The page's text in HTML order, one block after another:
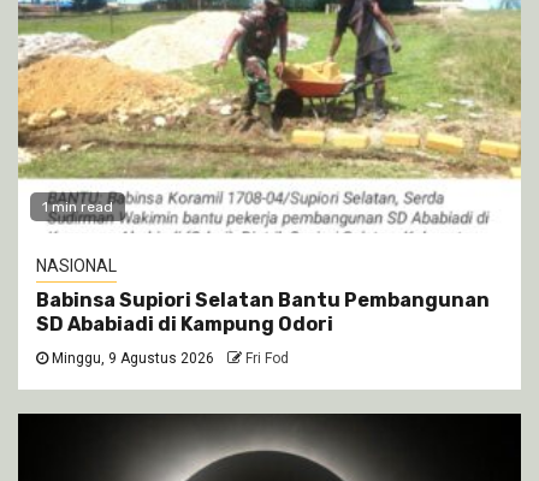
1 min read
NASIONAL
Babinsa Supiori Selatan Bantu Pembangunan
SD Ababiadi di Kampung Odori
Minggu, 9 Agustus 2026 Fri Fod